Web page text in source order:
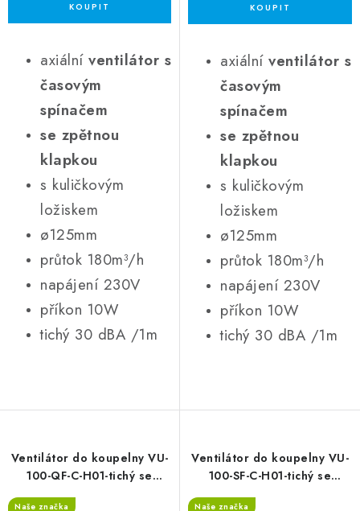
axiální ventilátor s
časovým
spínačem
se zpětnou
klapkou
s kuličkovým
ložiskem
ø125mm
průtok 180m³/h
napájení 230V
příkon 10W
tichý 30 dBA /1m
axiální ventilátor s
časovým
spínačem
se zpětnou
klapkou
s kuličkovým
ložiskem
ø125mm
průtok 180m³/h
napájení 230V
příkon 10W
tichý 30 dBA /1m
Ventilátor do koupelny VU-
100-QF-C-H01-tichý se
zpětnou klapkou, časový
Naše značka
Ventilátor do koupelny VU-
100-SF-C-H01-tichý se
zpětnou klapkou, časový
Naše značka